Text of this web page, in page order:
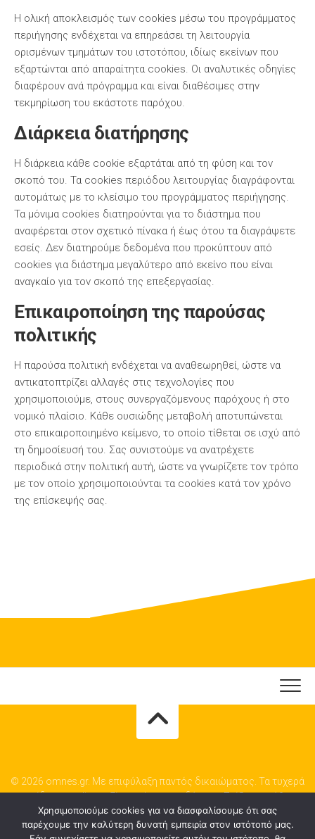
Η ολική αποκλεισμός των cookies μέσω του προγράμματος
περιήγησης ενδέχεται να επηρεάσει τη λειτουργία
ορισμένων τμημάτων του ιστοτόπου, ιδίως εκείνων που
εξαρτώνται από απαραίτητα cookies. Οι αναλυτικές οδηγίες
διαφέρουν ανά πρόγραμμα και είναι διαθέσιμες στην
τεκμηρίωση του εκάστοτε παρόχου.
Διάρκεια διατήρησης
Η διάρκεια κάθε cookie εξαρτάται από τη φύση και τον
σκοπό του. Τα cookies περιόδου λειτουργίας διαγράφονται
αυτομάτως με το κλείσιμο του προγράμματος περιήγησης.
Τα μόνιμα cookies διατηρούνται για το διάστημα που
αναφέρεται στον σχετικό πίνακα ή έως ότου τα διαγράψετε
εσείς. Δεν διατηρούμε δεδομένα που προκύπτουν από
cookies για διάστημα μεγαλύτερο από εκείνο που είναι
αναγκαίο για τον σκοπό της επεξεργασίας.
Επικαιροποίηση της παρούσας
πολιτικής
Η παρούσα πολιτική ενδέχεται να αναθεωρηθεί, ώστε να
αντικατοπτρίζει αλλαγές στις τεχνολογίες που
χρησιμοποιούμε, στους συνεργαζόμενους παρόχους ή στο
νομικό πλαίσιο. Κάθε ουσιώδης μεταβολή αποτυπώνεται
στο επικαιροποιημένο κείμενο, το οποίο τίθεται σε ισχύ από
τη δημοσίευσή του. Σας συνιστούμε να ανατρέχετε
περιοδικά στην πολιτική αυτή, ώστε να γνωρίζετε τον τρόπο
με τον οποίο χρησιμοποιούνται τα cookies κατά τον χρόνο
της επίσκεψής σας.
© 2026 omnes.gr. Με επιφύλαξη παντός δικαιώματος. Τα τυχερά
παιχνίδια σε online καζίνο ενέχουν κινδύνους. Παίξτε υπεύθυνα.
Χρησιμοποιούμε cookies για να διασφαλίσουμε ότι σας
παρέχουμε την καλύτερη δυνατή εμπειρία στον ιστότοπό μας.